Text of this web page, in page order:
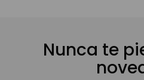
Nunca te